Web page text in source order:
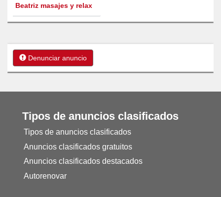
Beatriz masajes y relax
Denunciar anuncio
Tipos de anuncios clasificados
Tipos de anuncios clasificados
Anuncios clasificados gratuitos
Anuncios clasificados destacados
Autorenovar